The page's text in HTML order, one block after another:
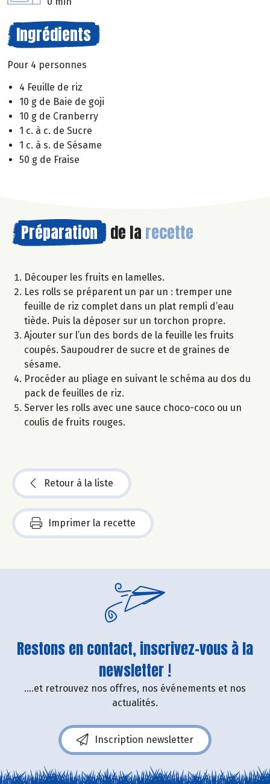
Ingrédients
Pour 4 personnes
4 Feuille de riz
10 g de Baie de goji
10 g de Cranberry
1 c. à c. de Sucre
1 c. à s. de Sésame
50 g de Fraise
Préparation de la recette
Découper les fruits en lamelles.
Les rolls se préparent un par un : tremper une
feuille de riz complet dans un plat rempli d’eau
tiède. Puis la déposer sur un torchon propre.
Ajouter sur l’un des bords de la feuille les fruits
coupés. Saupoudrer de sucre et de graines de
sésame.
Procéder au pliage en suivant le schéma au dos du
pack de feuilles de riz.
Server les rolls avec une sauce choco-coco ou un
coulis de fruits rouges.
Retour à la liste
Imprimer la recette
Restons en contact, inscrivez-vous à la
newsletter !
....et retrouvez nos offres, nos événements et nos
actualités.
Inscription newsletter